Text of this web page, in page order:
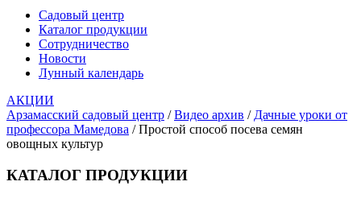
Садовый центр
Каталог продукции
Сотрудничество
Новости
Лунный календарь
АКЦИИ
Арзамасский садовый центр /Видео архив / Дачные уроки от
профессора Мамедова /Простой способ посева семян
овощных культур
КАТАЛОГ ПРОДУКЦИИ